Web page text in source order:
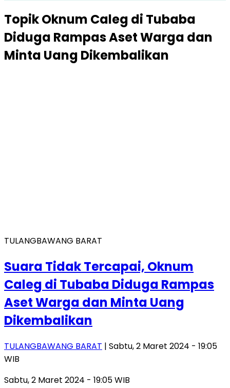
TopikOknum Caleg di Tubaba
Diduga Rampas Aset Warga dan
Minta Uang Dikembalikan
TULANGBAWANG BARAT
Suara Tidak Tercapai, Oknum
Caleg di Tubaba Diduga Rampas
Aset Warga dan Minta Uang
Dikembalikan
TULANGBAWANG BARAT | Sabtu, 2 Maret 2024 - 19:05
WIB
Sabtu, 2 Maret 2024 - 19:05 WIB